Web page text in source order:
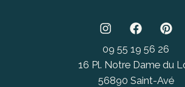
09 55 19 56 26
16 Pl. Notre Dame du
56890 Saint-Avé